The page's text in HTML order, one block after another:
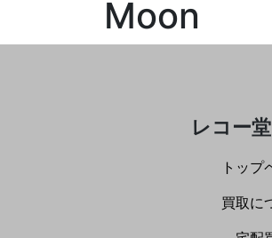
Moon
レコー
トップ
買取に